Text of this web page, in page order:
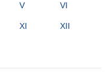
V VI
XI XII